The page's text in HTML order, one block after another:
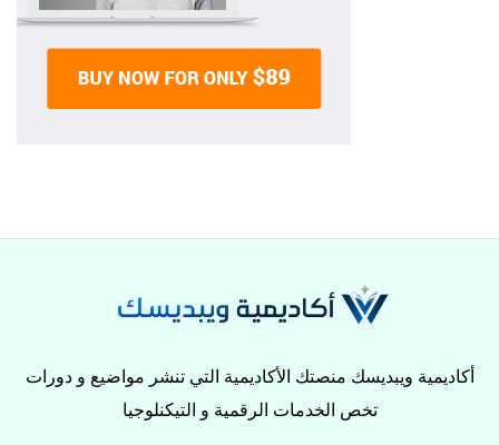
أكاديمية ويبديسك منصتك الأكاديمية التي تنشر مواضيع و دورات
تخص الخدمات الرقمية و التيكنلوجيا